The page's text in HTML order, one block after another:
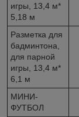
игры, 13,4 м*
5,18 м
Разметка для
бадминтона,
для парной
игры, 13,4 м*
6,1 м
МИНИ-
ФУТБОЛ